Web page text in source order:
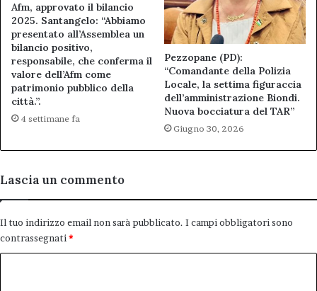
Afm, approvato il bilancio
2025. Santangelo: “Abbiamo
presentato all’Assemblea un
bilancio positivo,
responsabile, che conferma il
valore dell’Afm come
patrimonio pubblico della
città.”.
4 settimane fa
Pezzopane (PD):
“Comandante della Polizia
Locale, la settima figuraccia
dell’amministrazione Biondi.
Nuova bocciatura del TAR”
Giugno 30, 2026
Lascia un commento
Il tuo indirizzo email non sarà pubblicato. I campi obbligatori sono
contrassegnati *